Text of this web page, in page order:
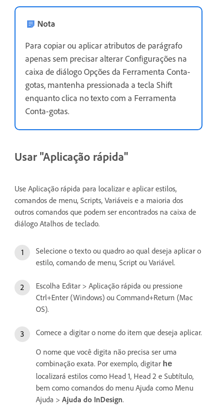
Nota
Para copiar ou aplicar atributos de parágrafo
apenas sem precisar alterar Configurações na
caixa de diálogo Opções da Ferramenta Conta-
gotas, mantenha pressionada a tecla Shift
enquanto clica no texto com a Ferramenta
Conta-gotas.
Usar "Aplicação rápida"
Use Aplicação rápida para localizar e aplicar estilos,
comandos de menu, Scripts, Variáveis e a maioria dos
outros comandos que podem ser encontrados na caixa de
diálogo Atalhos de teclado.
Selecione o texto ou quadro ao qual deseja aplicar o
estilo, comando de menu, Script ou Variável.
Escolha Editar > Aplicação rápida ou pressione
Ctrl+Enter (Windows) ou Command+Return (Mac
OS).
Comece a digitar o nome do item que deseja aplicar.
O nome que você digita não precisa ser uma
combinação exata. Por exemplo, digitar he
localizará estilos como Head 1, Head 2 e Subtítulo,
bem como comandos do menu Ajuda como Menu
Ajuda > Ajuda do InDesign.